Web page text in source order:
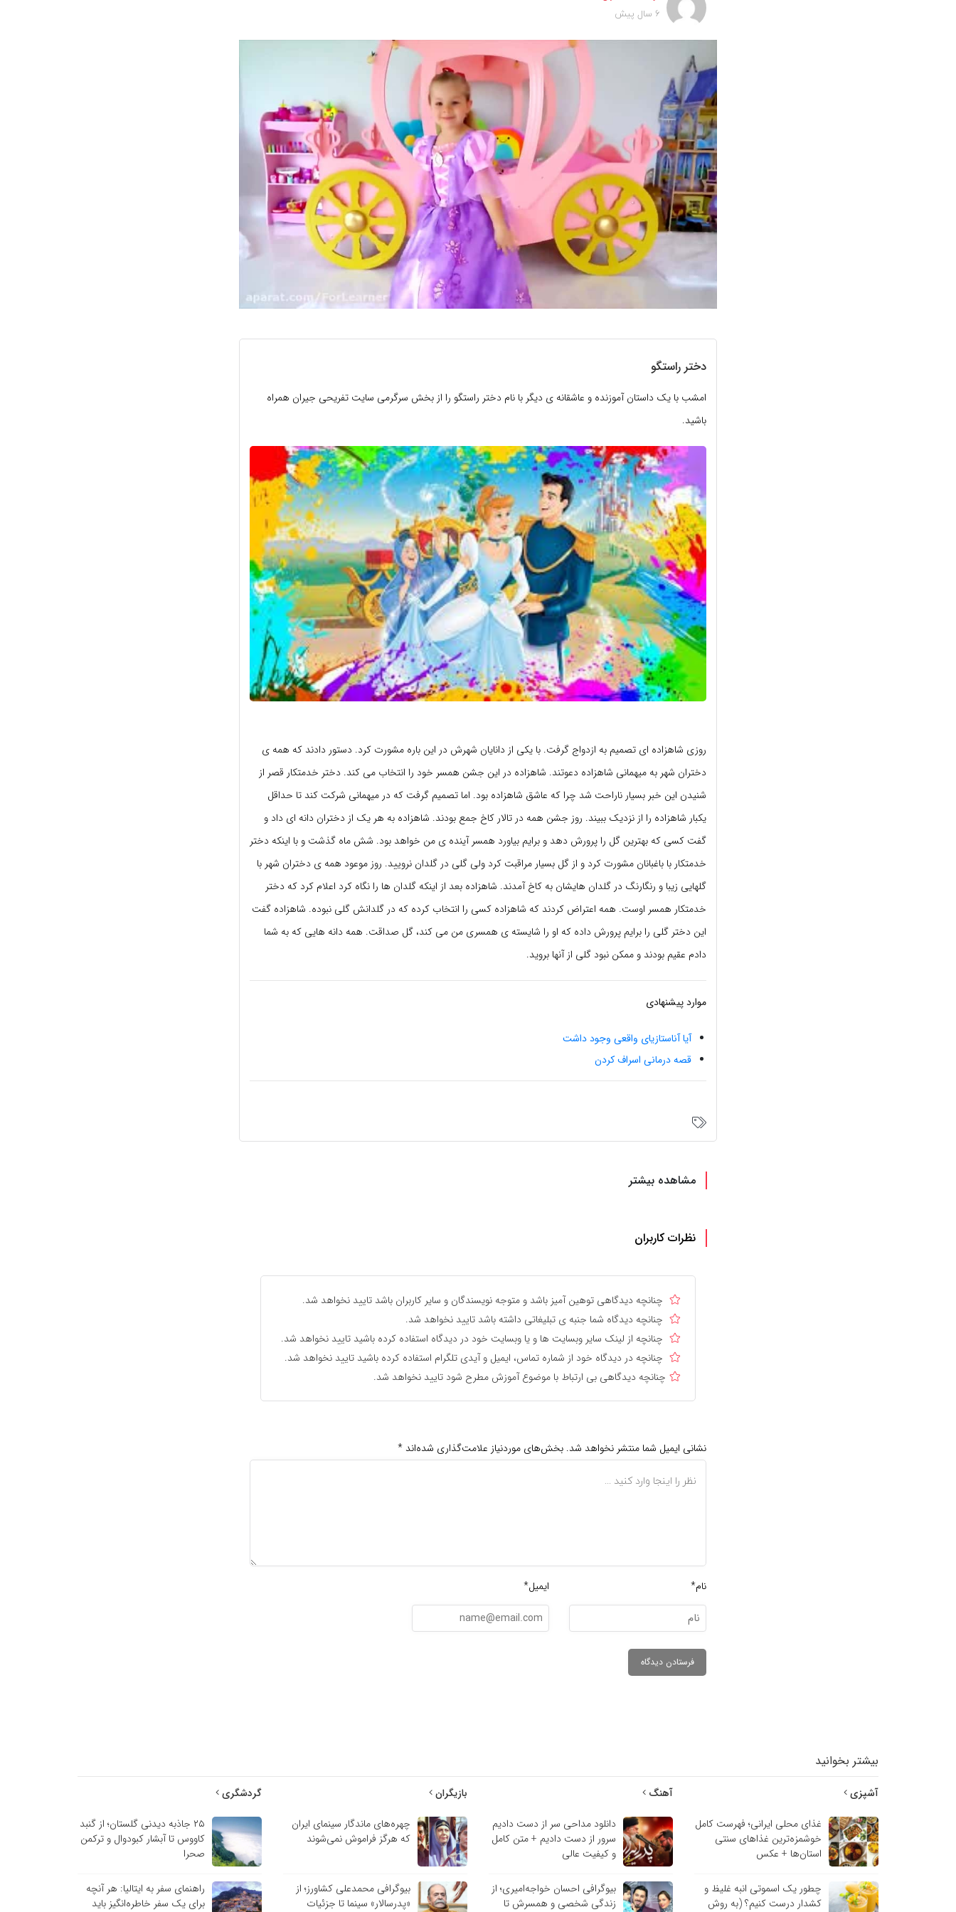
6 سال پیش
دختر راستگو
امشب با یک داستان آموزنده و عاشقانه ی دیگر با نام دختر راستگو را از بخش سرگرمی سایت تفریحی جیران همراه
باشید.
روزی شاهزاده ای تصمیم به ازدواج گرفت. با یکی از دانایان شهرش در این باره مشورت کرد. دستور دادند که همه ی
دختران شهر به میهمانی شاهزاده دعوتند. شاهزاده در این جشن همسر خود را انتخاب می کند. دختر خدمتکار قصر از
شنیدن این خبر بسیار ناراحت شد چرا که عاشق شاهزاده بود. اما تصمیم گرفت که در میهمانی شرکت کند تا حداقل
یکبار شاهزاده را از نزدیک ببیند. روز جشن همه در تالار کاخ جمع بودند. شاهزاده به هر یک از دختران دانه ای داد و
گفت کسی که بهترین گل را پرورش دهد و برایم بیاورد همسر آینده ی من خواهد بود. شش ماه گذشت و با اینکه دختر
خدمتکار با باغبانان مشورت کرد و از گل بسیار مراقبت کرد ولی گلی در گلدان نرویید. روز موعود همه ی دختران شهر با
گلهایی زیبا و رنگارنگ در گلدان هایشان به کاخ آمدند. شاهزاده بعد از اینکه گلدان ها را نگاه کرد اعلام کرد که دختر
خدمتکار همسر اوست. همه اعتراض کردند که شاهزاده کسی را انتخاب کرده که در گلدانش گلی نبوده. شاهزاده گفت
این دختر گلی را برایم پرورش داده که او را شایسته ی همسری من می کند، گل صداقت. همه دانه هایی که به شما
دادم عقیم بودند و ممکن نبود گلی از آنها بروید.
موارد پیشنهادی
آیا آناستازیای واقعی وجود داشت
قصه درمانی اسراف کردن
مشاهده بیشتر
نظرات کاربران
چنانچه دیدگاهی توهین آمیز باشد و متوجه نویسندگان و سایر کاربران باشد تایید نخواهد شد.
چنانچه دیدگاه شما جنبه ی تبلیغاتی داشته باشد تایید نخواهد شد.
چنانچه از لینک سایر وبسایت ها و یا وبسایت خود در دیدگاه استفاده کرده باشید تایید نخواهد شد.
چنانچه در دیدگاه خود از شماره تماس، ایمیل و آیدی تلگرام استفاده کرده باشید تایید نخواهد شد.
چنانچه دیدگاهی بی ارتباط با موضوع آموزش مطرح شود تایید نخواهد شد.
نشانی ایمیل شما منتشر نخواهد شد. بخش‌های موردنیاز علامت‌گذاری شده‌اند *
نام* ایمیل*
بیشتر بخوانید
آشپزی
غذای محلی ایرانی؛ فهرست کامل
خوشمزه‌ترین غذاهای سنتی
استان‌ها + عکس
چطور یک اسموتی انبه غلیظ و
کشدار درست کنیم؟ (به روش
آهنگ
دانلود مداحی سر از دست دادیم
سرور از دست دادیم + متن کامل
و کیفیت عالی
بیوگرافی احسان خواجه‌امیری؛ از
زندگی شخصی و همسرش تا
بازیگران
چهره‌های ماندگار سینمای ایران
که هرگز فراموش نمی‌شوند
بیوگرافی محمدعلی کشاورز؛ از
«پدرسالار» سینما تا جزئیات
گردشگری
۲۵ جاذبه دیدنی گلستان؛ از گنبد
کاووس تا آبشار کبودوال و ترکمن
صحرا
راهنمای سفر به ایتالیا: هر آنچه
برای یک سفر خاطره‌انگیز باید